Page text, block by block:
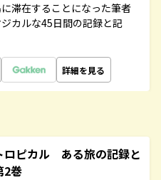
滞在することになった筆者
カルな45日間の記録と記
詳細を見る
ロピカル ある旅の記録と
巻